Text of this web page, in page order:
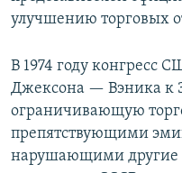
улучшению торговых
В 1974 году конгресс
Джексона — Вэника к
ограничивающую
препятствующими
нарушающими другие